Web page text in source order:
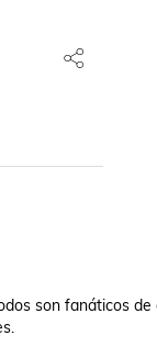
son fanáticos